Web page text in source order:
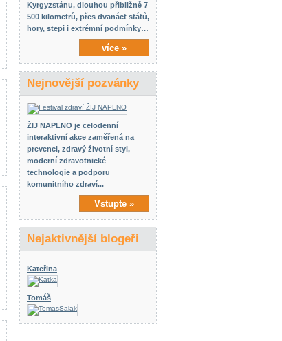
Kyrgyzstánu, dlouhou přibližně 7
500 kilometrů, přes dvanáct států,
hory, stepi i extrémní podmínky…
více »
Nejnovější pozvánky
ŽIJ NAPLNO je celodenní
interaktivní akce zaměřená na
prevenci, zdravý životní styl,
moderní zdravotnické
technologie a podporu
komunitního zdraví...
Vstupte »
Nejaktivnější blogeři
Kateřina
Tomáš